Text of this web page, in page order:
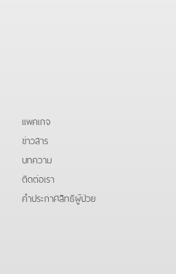
แพคเกจ
ข่าวสาร
บทความ
ติดต่อเรา
คําประกาศสิทธิผู้ป่วย